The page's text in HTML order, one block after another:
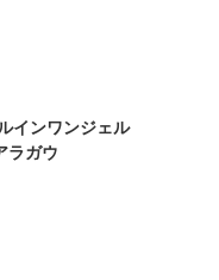
インワンジェル
ラガウ